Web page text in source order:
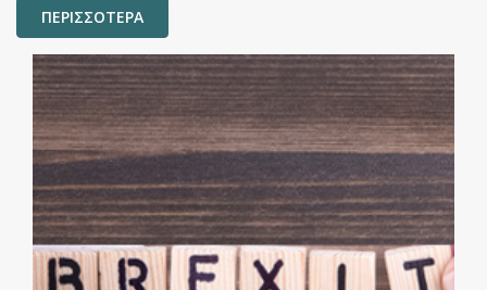
ΠΕΡΙΣΣΟΤΕΡΑ